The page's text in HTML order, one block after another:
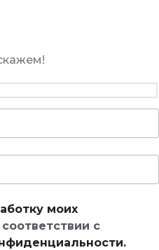
моих
соответствии с